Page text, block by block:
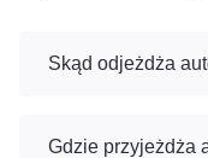
Skąd odjeżdża
Gdzie przyjeżdża